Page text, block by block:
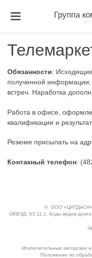
Группа
Обязанности: Исходящие
полученной
встреч. Наработка
Работа в офисе,
квалификации и
Резюме присылать на
Контакный телефон:
© ООО «ЦНТДиСН»
ОКВЭД: 63.11.1, Коды видов
Исключительные авторские
Положение по